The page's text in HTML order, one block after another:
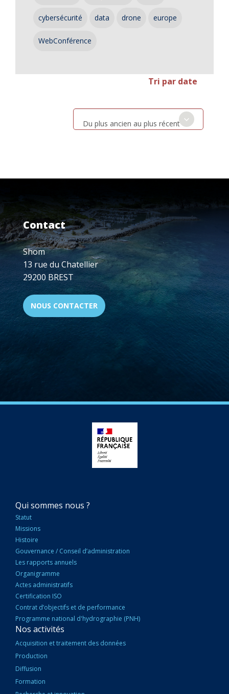
cybersécurité data drone europe
WebConférence
Tri par date
Du plus ancien au plus récent
Contact
Shom
13 rue du Chatellier
29200 BREST
NOUS CONTACTER
NAVIGATION
PRINCIPALE
Qui sommes nous ?
Statut
Missions
Histoire
Gouvernance / Conseil d’administration
Les rapports annuels
Organigramme
Actes administratifs
Certification ISO
Contrat d’objectifs et de performance
Programme national d'hydrographie (PNH)
Nos activités
Acquisition et traitement des données
Production
Diffusion
Formation